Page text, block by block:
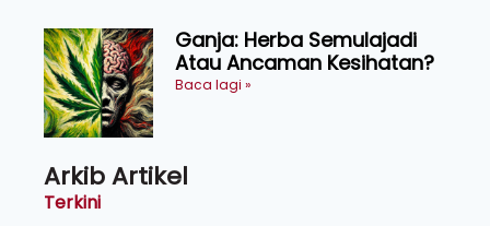
Ganja: Herba Semulajadi
Atau Ancaman Kesihatan?
Baca lagi »
Arkib Artikel
Terkini